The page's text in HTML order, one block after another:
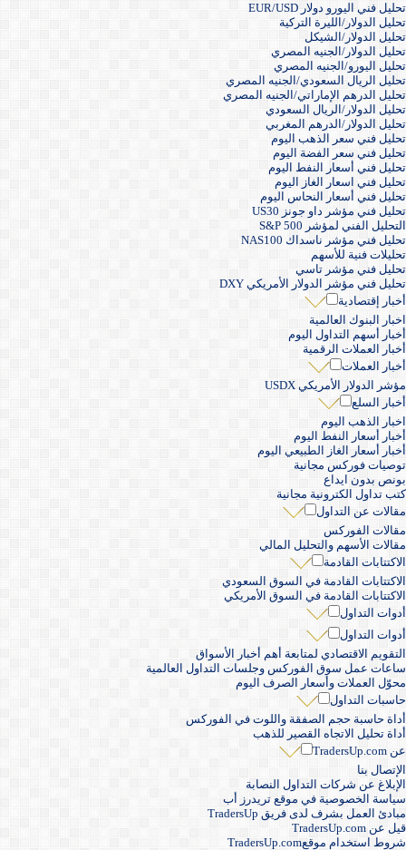
تحليل فني اليورو دولار EUR/USD
تحليل الدولار/الليرة التركية
تحليل الدولار/الشيكل
تحليل الدولار/الجنيه المصري
تحليل اليورو/الجنيه المصري
تحليل الريال السعودي/الجنيه المصري
تحليل الدرهم الإماراتي/الجنيه المصري
تحليل الدولار/الريال السعودي
تحليل الدولار/الدرهم المغربي
تحليل فني سعر الذهب اليوم
تحليل فني سعر الفضة اليوم
تحليل فني أسعار النفط اليوم
تحليل فني اسعار الغاز اليوم
تحليل فني أسعار النحاس اليوم
تحليل فني مؤشر داو جونز US30
التحليل الفني لمؤشر S&P 500
تحليل فني مؤشر ناسداك NAS100
تحليلات فنية للأسهم
تحليل فني مؤشر تاسي
تحليل فني مؤشر الدولار الأمريكي DXY
أخبار إقتصادية
اخبار البنوك العالمية
أخبار أسهم التداول اليوم
أخبار العملات الرقمية
أخبار العملات
مؤشر الدولار الأمريكي USDX
أخبار السلع
اخبار الذهب اليوم
أخبار أسعار النفط اليوم
أخبار أسعار الغاز الطبيعي اليوم
توصيات فوركس مجانية
بونص بدون ايداع
كتب تداول الكترونية مجانية
مقالات عن التداول
مقالات الفوركس
مقالات الأسهم والتحليل المالي
الاكتتابات القادمة
الاكتتابات القادمة في السوق السعودي
الاكتتابات القادمة في السوق الأمريكي
أدوات التداول
أدوات التداول
التقويم الاقتصادي لمتابعة أهم أخبار الأسواق
ساعات عمل سوق الفوركس وجلسات التداول العالمية
محوّل العملات وأسعار الصرف اليوم
حاسبات التداول
أداة حاسبة حجم الصفقة واللوت في الفوركس
أداة تحليل الاتجاه القصير للذهب
عن TradersUp.com
الإتصال بنا
الإبلاغ عن شركات التداول النصابة
سياسة الخصوصية في موقع تريدرز أب
مبادئ العمل بشرف لدى فريق TradersUp
قيل عن TradersUp.com
شروط استخدام موقعTradersUp.com